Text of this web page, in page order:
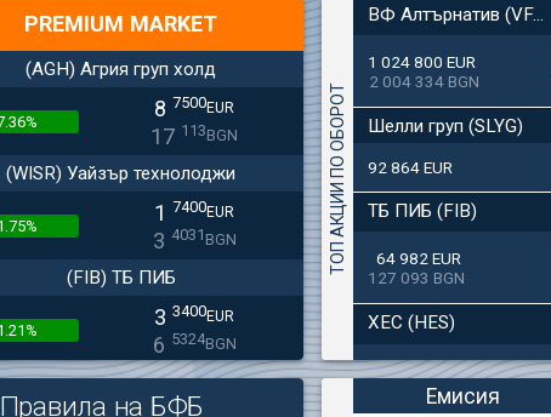
PREMIUM MARKET
(AGH) Агрия груп холд
8 7500EUR
17 113BGN
(WISR) Уайзър технолоджи
1 7400EUR
3 4031 BGN
(FIB) ТБ ПИБ
3 3400EUR
6 5324BGN
(SFA) Софарма
ТОП АКЦИИ ПО ОБОРОТ
ВФ Алтърнатив (VFAL)
1 024 800 EUR
2 004 334 BGN
Шелли груп (SLYG)
92 864 EUR
ТБ ПИБ (FIB)
64 982 EUR
127 093 BGN
ХЕС (HES)
33 650 EUR
65 813 BGN
Правила на БФБ Емисия